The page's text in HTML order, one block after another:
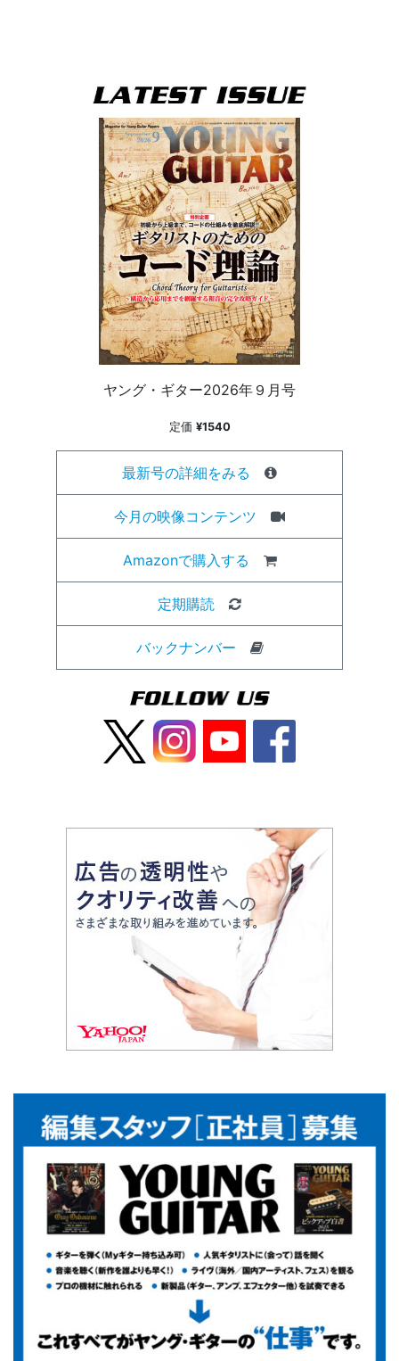
ヤング・ギター2026年９月号
定価 ¥1540
最新号の詳細をみる
今月の映像コンテンツ
Amazonで購入する
定期購読
バックナンバー